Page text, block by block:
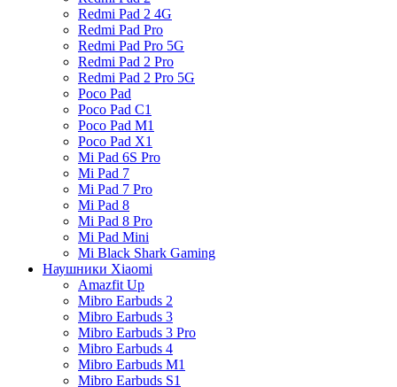
Redmi Pad 2 4G
Redmi Pad Pro
Redmi Pad Pro 5G
Redmi Pad 2 Pro
Redmi Pad 2 Pro 5G
Poco Pad
Poco Pad C1
Poco Pad M1
Poco Pad X1
Mi Pad 6S Pro
Mi Pad 7
Mi Pad 7 Pro
Mi Pad 8
Mi Pad 8 Pro
Mi Pad Mini
Mi Black Shark Gaming
Наушники Xiaomi
Amazfit Up
Mibro Earbuds 2
Mibro Earbuds 3
Mibro Earbuds 3 Pro
Mibro Earbuds 4
Mibro Earbuds M1
Mibro Earbuds S1